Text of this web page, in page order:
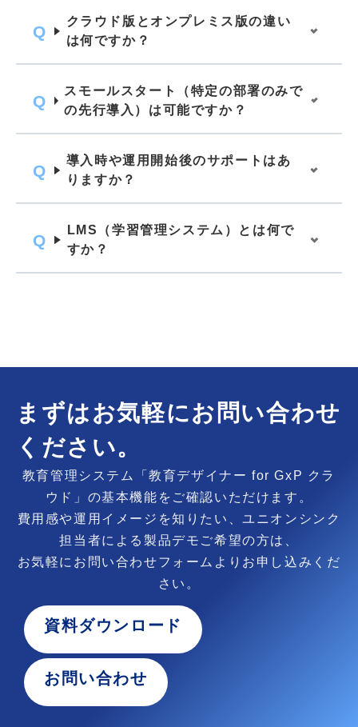
クラウド版とオンプレミス版の違い
は何ですか？
スモールスタート（特定の部署のみで
の先行導入）は可能ですか？
導入時や運用開始後のサポートはあ
りますか？
LMS（学習管理システム）とは何で
すか？
まずはお気軽にお問い合わせ
ください。
教育管理システム「教育デザイナー for GxP クラ
ウド」の基本機能をご確認いただけます。
費用感や運用イメージを知りたい、ユニオンシンク
担当者による製品デモご希望の方は、
お気軽にお問い合わせフォームよりお申し込みくだ
さい。
資料ダウンロード
お問い合わせ